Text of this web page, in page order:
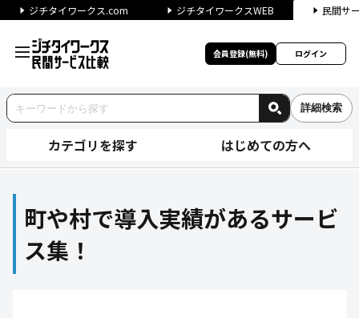
ジチタイワークス.com ジチタイワークスWEB 民間サ
会員登録(無料) ログイン
詳細検索
カテゴリを探す はじめての方へ
町や村で導入実績があるサー
町や村で導入実績があるサービ
ス集！